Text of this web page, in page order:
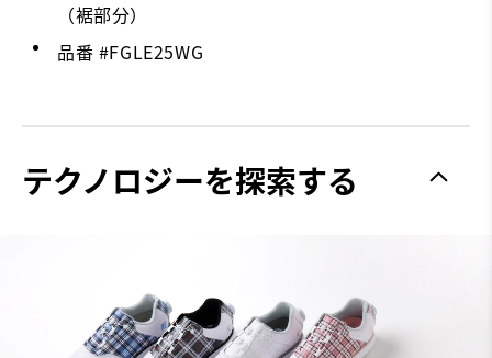
（裾部分）
品番 #FGLE25WG
テクノロジーを探索する